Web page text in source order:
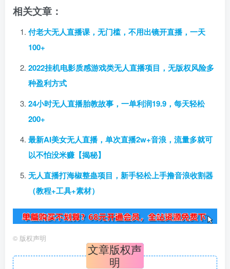
相关文章：
付老大无人直播课，无门槛，不用出镜开直播，一天
100+
2022挂机电影质感游戏类无人直播项目，无版权风险多
种盈利方式
24小时无人直播胎教故事，一单利润19.9，每天轻松
200+
最新AI美女无人直播，单次直播2w+音浪，流量多就可
以不怕没米赚【揭秘】
无人直播打海椒整蛊项目，新手轻松上手撸音浪收割器
（教程+工具+素材）
© 版权声明
文章版权声
明